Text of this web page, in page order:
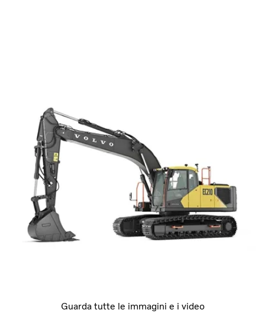
Guarda tutte le immagini e i video